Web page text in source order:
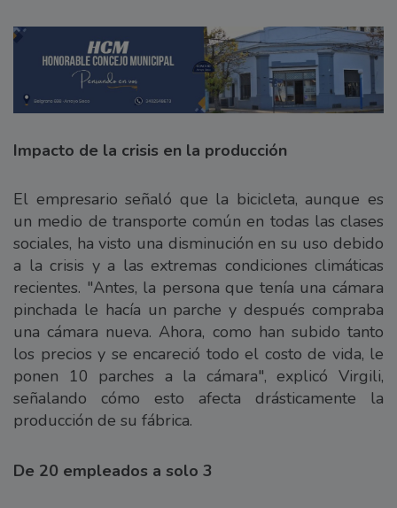
Impacto de la crisis en la producción
El empresario señaló que la bicicleta, aunque es
un medio de transporte común en todas las clases
sociales, ha visto una disminución en su uso debido
a la crisis y a las extremas condiciones climáticas
recientes. "Antes, la persona que tenía una cámara
pinchada le hacía un parche y después compraba
una cámara nueva. Ahora, como han subido tanto
los precios y se encareció todo el costo de vida, le
ponen 10 parches a la cámara", explicó Virgili,
señalando cómo esto afecta drásticamente la
producción de su fábrica.
De 20 empleados a solo 3